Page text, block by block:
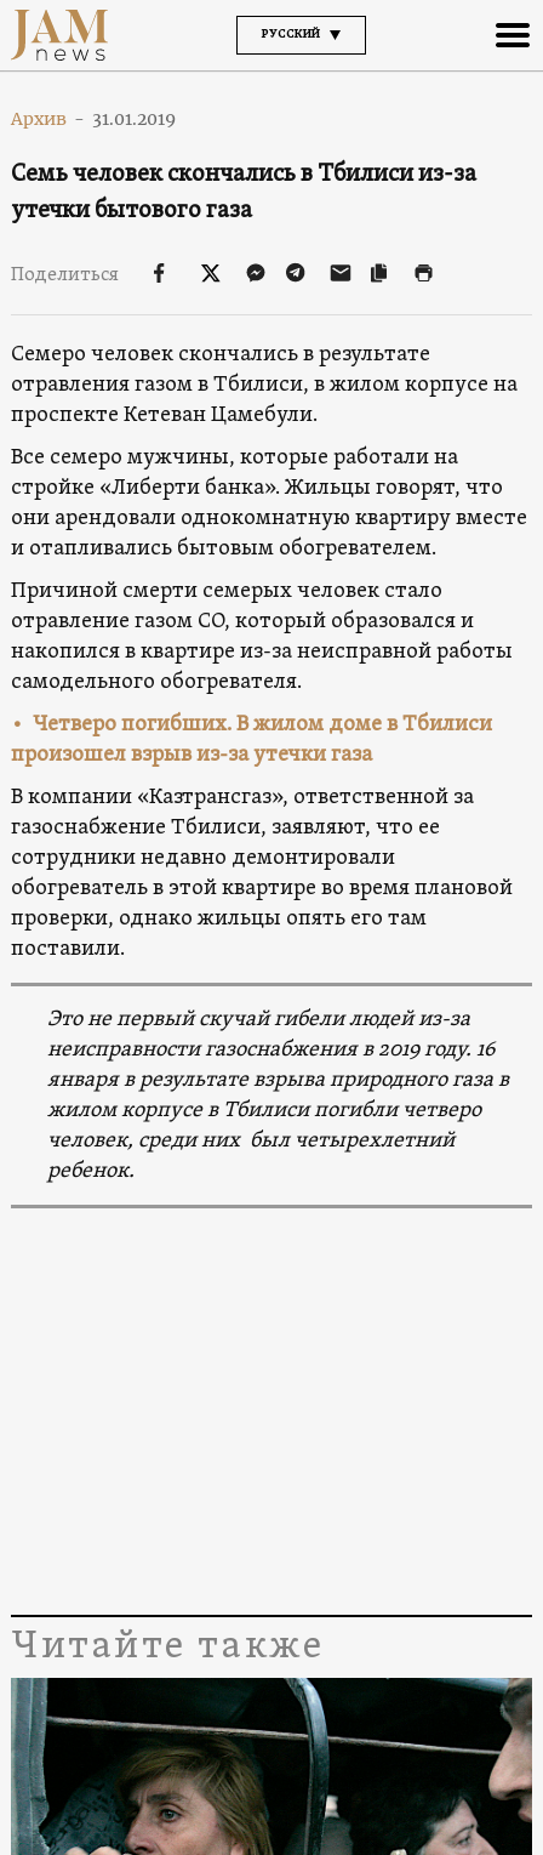
РУССКИЙ
Архив - 31.01.2019
Семь человек скончались в Тбилиси из-за
утечки бытового газа
Поделиться
Семеро человек скончались в результате
отравления газом в Тбилиси, в жилом корпусе на
проспекте Кетеван Цамебули.
Все семеро мужчины, которые работали на
стройке «Либерти банка». Жильцы говорят, что
они арендовали однокомнатную квартиру вместе
и отапливались бытовым обогревателем.
Причиной смерти семерых человек стало
отравление газом CO, который образовался и
накопился в квартире из-за неисправной работы
самодельного обогревателя.
• Четверо погибших. В жилом доме в Тбилиси
произошел взрыв из-за утечки газа
В компании «Казтрансгаз», ответственной за
газоснабжение Тбилиси, заявляют, что ее
сотрудники недавно демонтировали
обогреватель в этой квартире во время плановой
проверки, однако жильцы опять его там
поставили.
Это не первый скучай гибели людей из-за
неисправности газоснабжения в 2019 году. 16
января в результате взрыва природного газа в
жилом корпусе в Тбилиси погибли четверо
человек, среди них был четырехлетний
ребенок.
Читайте также